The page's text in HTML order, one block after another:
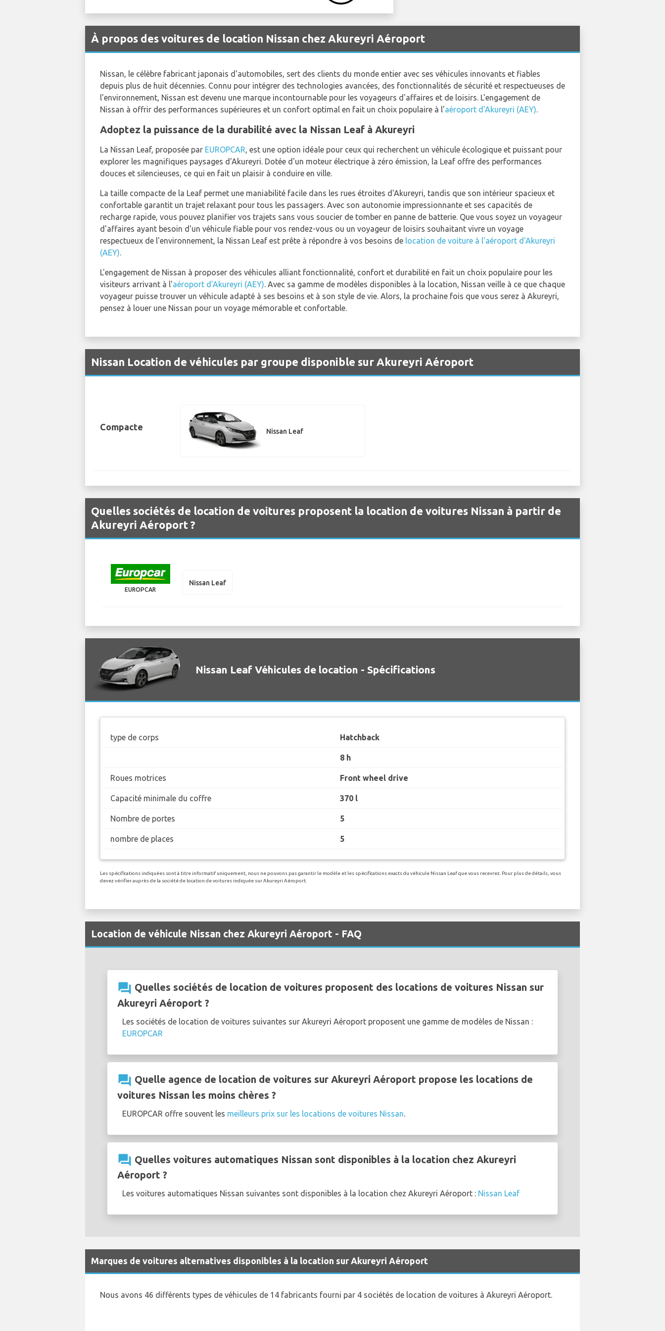
À propos des voitures de location Nissan chez Akureyri Aéroport
Nissan, le célèbre fabricant japonais d'automobiles, sert des clients du monde entier avec ses véhicules innovants et fiables
depuis plus de huit décennies. Connu pour intégrer des technologies avancées, des fonctionnalités de sécurité et respectueuses de
l'environnement, Nissan est devenu une marque incontournable pour les voyageurs d'affaires et de loisirs. L'engagement de
Nissan à offrir des performances supérieures et un confort optimal en fait un choix populaire à l'aéroport d'Akureyri (AEY).
Adoptez la puissance de la durabilité avec la Nissan Leaf à Akureyri
La Nissan Leaf, proposée par EUROPCAR, est une option idéale pour ceux qui recherchent un véhicule écologique et puissant pour
explorer les magnifiques paysages d'Akureyri. Dotée d'un moteur électrique à zéro émission, la Leaf offre des performances
douces et silencieuses, ce qui en fait un plaisir à conduire en ville.
La taille compacte de la Leaf permet une maniabilité facile dans les rues étroites d'Akureyri, tandis que son intérieur spacieux et
confortable garantit un trajet relaxant pour tous les passagers. Avec son autonomie impressionnante et ses capacités de
recharge rapide, vous pouvez planifier vos trajets sans vous soucier de tomber en panne de batterie. Que vous soyez un voyageur
d'affaires ayant besoin d'un véhicule fiable pour vos rendez-vous ou un voyageur de loisirs souhaitant vivre un voyage
respectueux de l'environnement, la Nissan Leaf est prête à répondre à vos besoins de location de voiture à l'aéroport d'Akureyri
(AEY).
L'engagement de Nissan à proposer des véhicules alliant fonctionnalité, confort et durabilité en fait un choix populaire pour les
visiteurs arrivant à l'aéroport d'Akureyri (AEY). Avec sa gamme de modèles disponibles à la location, Nissan veille à ce que chaque
voyageur puisse trouver un véhicule adapté à ses besoins et à son style de vie. Alors, la prochaine fois que vous serez à Akureyri,
pensez à louer une Nissan pour un voyage mémorable et confortable.
Nissan Location de véhicules par groupe disponible sur Akureyri Aéroport
Compacte Nissan Leaf
Quelles sociétés de location de voitures proposent la location de voitures Nissan à partir de
Akureyri Aéroport ?
EUROPCAR
Nissan Leaf
Nissan Leaf Véhicules de location - Spécifications
type de corps Hatchback
8 h
Roues motrices Front wheel drive
Capacité minimale du coffre 370 l
Nombre de portes 5
nombre de places 5
Les spécifications indiquées sont à titre informatif uniquement, nous ne pouvons pas garantir le modèle et les spécifications exacts du véhicule Nissan Leaf que vous recevrez. Pour plus de détails, vous
devez vérifier auprès de la société de location de voitures indiquée sur Akureyri Aéroport.
Location de véhicule Nissan chez Akureyri Aéroport - FAQ
question_answer Quelles sociétés de location de voitures proposent des locations de voitures Nissan sur
Akureyri Aéroport ?
Les sociétés de location de voitures suivantes sur Akureyri Aéroport proposent une gamme de modèles de Nissan :
EUROPCAR
question_answer Quelle agence de location de voitures sur Akureyri Aéroport propose les locations de
voitures Nissan les moins chères ?
EUROPCAR offre souvent les meilleurs prix sur les locations de voitures Nissan
question_answer Quelles voitures automatiques Nissan sont disponibles à la location chez Akureyri
Aéroport ?
Les voitures automatiques Nissan suivantes sont disponibles à la location chez Akureyri Aéroport : Nissan Leaf
Marques de voitures alternatives disponibles à la location sur Akureyri Aéroport
Nous avons 46 différents types de véhicules de 14 fabricants fourni par 4 sociétés de location de voitures à Akureyri Aéroport.